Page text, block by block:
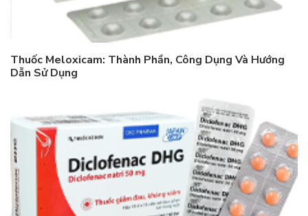
Thuốc Meloxicam: Thành Phần, Công Dụng Và Hướng
Dẫn Sử Dụng